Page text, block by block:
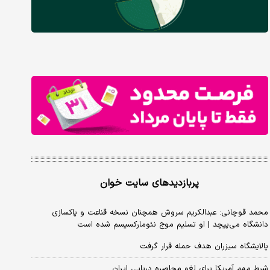
پربازدیدهای سایت خوان
محمد قوچانی: عبدالکریم سروش همچنان نسخه قناعت و پاکسازی
دانشگاه می‌پیچد | او تسلیم موج نئومارکسیسم شده است
پالایشگاه سیزران هدف حمله قرار گرفت